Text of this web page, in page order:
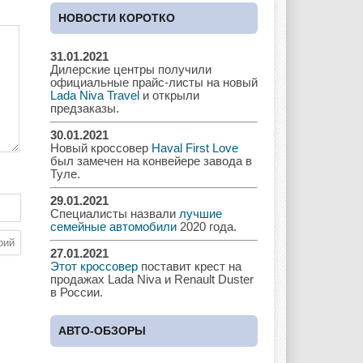
Cadillac Chery Chevrolet
Chrysler Citroen Dacia
Daewoo Dodge Dongfeng
Ferrari Fiat Ford
Great Wall
НОВОСТИ КОРОТКО
31.01.2021
Дилерские центры получили
официальные прайс-листы на новый
Lada Niva Travel и открыли
предзаказы.
30.01.2021
Новый кроссовер Haval First Love
был замечен на конвейере завода в
Туле.
29.01.2021
Специалисты назвали лучшие
семейные автомобили 2020 года.
27.01.2021
Этот кроссовер поставит крест на
продажах Lada Niva и Renault Duster
в России.
АВТО-ОБЗОРЫ